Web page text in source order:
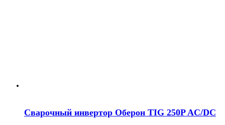
Сварочный инвертор Оберон TIG 250P AC/DC